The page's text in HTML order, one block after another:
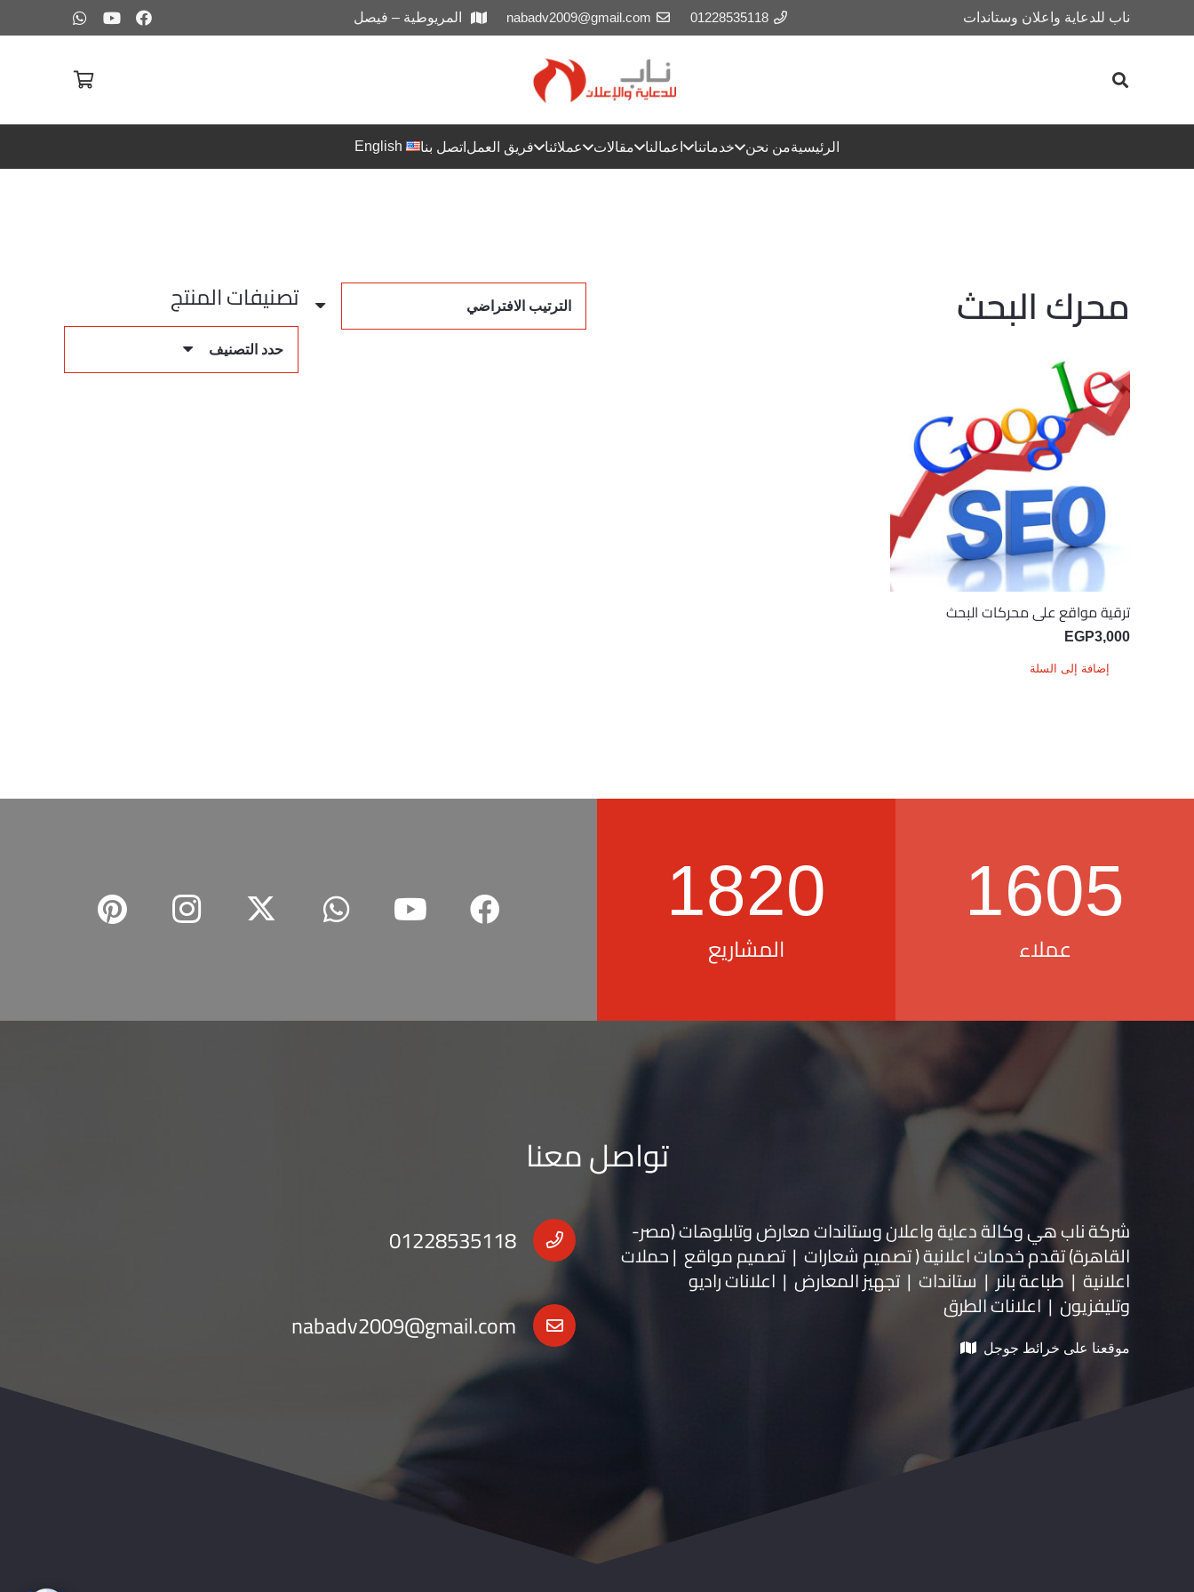
ناب للدعاية واعلان وستاندات 01228535118
nabadv2009@gmail.com المريوطية – فيصل
الرئيسيةمن نحن خدماتنا اعمالنا مقالات عملائنا فريق العمل اتصل بنا English
محرك البحث
ترقية مواقع على محركات البحث
EGP3,000
إضافة إلى السلة
تصنيفات المنتج
حدد التصنيف
1605
عملاء
1820
المشاريع
تواصل معنا
شركة ناب هي وكالة دعاية واعلان وستاندات معارضوتابلوهات(مصر-
القاهرة) تقدم خدمات اعلانية ( تصميم شعارات | تصميم مواقع | حملات
اعلانية | طباعة بانر | ستاندات | تجهيز المعارض | اعلانات راديو
وتليفزيون | اعلانات الطرق
موقعنا على خرائط جوجل
01228535118
nabadv2009@gmail.com